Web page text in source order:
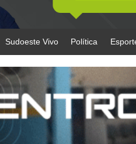
Sudoeste Vivo Política